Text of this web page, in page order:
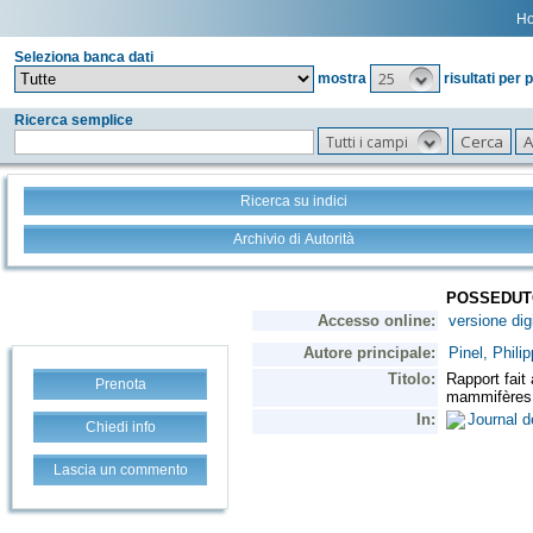
Seleziona banca dati
mostra
25 risultati per
Ricerca semplice
Tutti i campi
Ricerca su indici
Archivio di Autorità
Prenota
Chiedi info
Lascia un commento